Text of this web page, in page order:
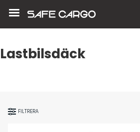
Lastbilsdäck
FILTRERA